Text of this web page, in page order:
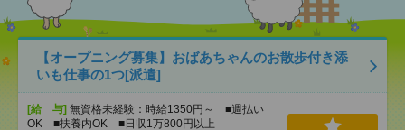
【オープニング募集】おばあちゃんのお散歩付き添
いも仕事の1つ[派遣]
[給 与] 無資格未経験：時給1350円～ ■週払い
OK ■扶養内OK ■日収1万800円以上